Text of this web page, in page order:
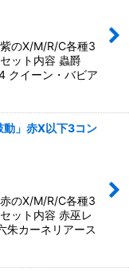
のX/M/R/C各種3
ット内容 蟲爵
クイーン・バビア
動」赤X以下3コン
のX/M/R/C各種3
ット内容 赤巫レ
朱カーネリアース